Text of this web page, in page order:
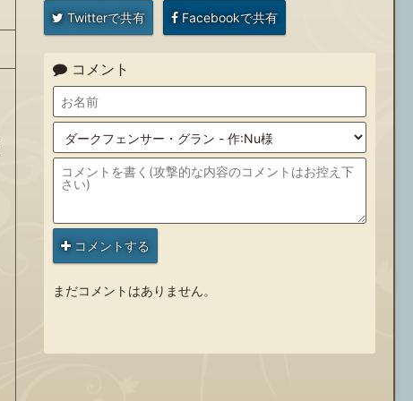
Twitterで共有 Facebookで共有
コメント
コメントする
まだコメントはありません。